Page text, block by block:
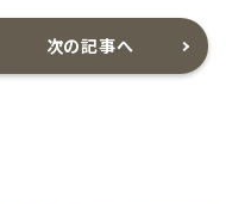
次の記事へ